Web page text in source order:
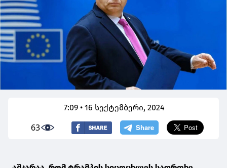
7:09 • 16 სექტემბერი, 2024
63